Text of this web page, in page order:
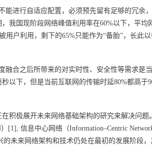
能进行自适应配置，必须预先留有足够的冗余
我国现阶段网络峰值利用率在60%以下，平均
户利用，剩下的65%只能作为“备胎”，长此
融合之后所带来的对实时性、安全性等需求是
以下，但是当前互联网的传输时延80%都高于
积极展开未来网络基础架构的研究来解决问
[1], 信息中心网络（Information–Centric
未来网络架构和技术仍处在最初的发展阶段